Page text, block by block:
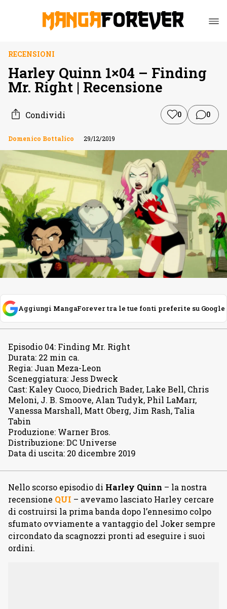
RECENSIONI
Harley Quinn 1×04 – Finding
Mr. Right | Recensione
Condividi 0 0
Domenico Bottalico 29/12/2019
Aggiungi MangaForever tra le tue fonti preferite su Google
Episodio 04: Finding Mr. Right
Durata: 22 min ca.
Regia: Juan Meza-Leon
Sceneggiatura: Jess Dweck
Cast: Kaley Cuoco, Diedrich Bader, Lake Bell, Chris
Meloni, J. B. Smoove, Alan Tudyk, Phil LaMarr,
Vanessa Marshall, Matt Oberg, Jim Rash, Talia
Tabin
Produzione: Warner Bros.
Distribuzione:DC Universe
Data di uscita: 20 dicembre 2019
Nello scorso episodio di Harley Quinn – la nostra
recensione QUI – avevamo lasciato Harley cercare
di costruirsi la prima banda dopo l’ennesimo colpo
sfumato ovviamente a vantaggio del Joker sempre
circondato da scagnozzi pronti ad eseguire i suoi
ordini.